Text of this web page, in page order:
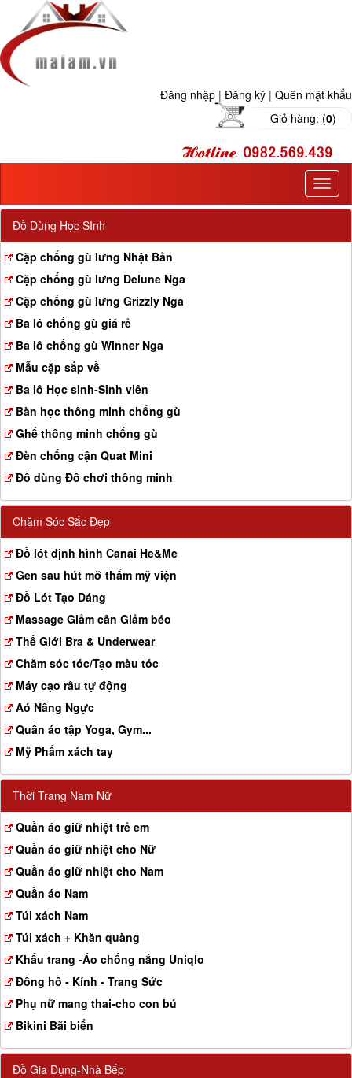
Đăng nhập | Đăng ký | Quên mật khẩu
Giỏ hàng: (0)
T
o
Đồ Dùng Học SInh
Cặp chống gù lưng Nhật Bản
Cặp chống gù lưng Delune Nga
Cặp chống gù lưng Grizzly Nga
Ba lô chống gù giá rẻ
Ba lô chống gù Winner Nga
Mẫu cặp sắp về
Ba lô Học sinh-Sinh viên
Bàn học thông minh chống gù
Ghế thông minh chống gù
Đèn chống cận Quat Mini
Đồ dùng Đồ chơi thông minh
Chăm Sóc Sắc Đẹp
Đồ lót định hình Canai He&Me
Gen sau hút mỡ thẩm mỹ viện
Đồ Lót Tạo Dáng
Massage Giảm cân Giảm béo
Thế Giới Bra & Underwear
Chăm sóc tóc/Tạo màu tóc
Máy cạo râu tự động
Aó Nâng Ngực
Quần áo tập Yoga, Gym...
Mỹ Phẩm xách tay
Thời Trang Nam Nữ
Quần áo giữ nhiệt trẻ em
Quần áo giữ nhiệt cho Nữ
Quần áo giữ nhiệt cho Nam
Quần áo Nam
Túi xách Nam
Túi xách + Khăn quàng
Khẩu trang -Áo chống nắng Uniqlo
Đồng hồ - Kính - Trang Sức
Phụ nữ mang thai-cho con bú
Bikini Bãi biển
Đồ Gia Dụng-Nhà Bếp